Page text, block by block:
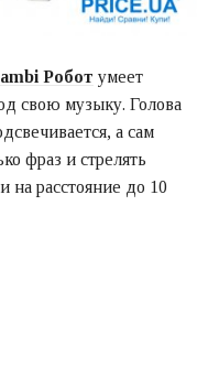
Робот умеет
свою музыку. Голова
а сам
фраз и стрелять
на расстояние до 10